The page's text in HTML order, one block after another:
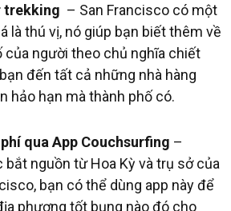
trekking – San Francisco có một
là thú vị, nó giúp bạn biết thêm về
của người theo chủ nghĩa chiết
đến tất cả những nhà hàng
hảo hạn mà thành phố có.
qua App Couchsurfing –
nguồn từ Hoa Kỳ và trụ sở của
bạn có thể dùng app này để
phương tốt bụng nào đó cho